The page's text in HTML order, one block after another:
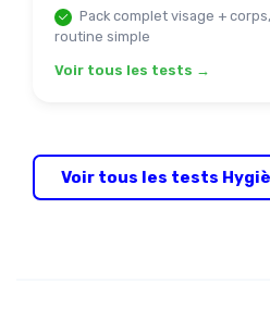
Pack complet visage +
routine simple
Voir tous les tests →
Voir tous les tests